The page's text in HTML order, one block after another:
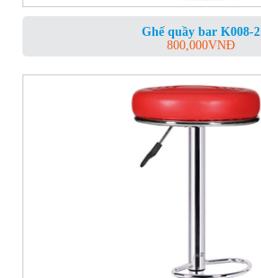
Ghế quầy bar K008-2
800,000VNĐ